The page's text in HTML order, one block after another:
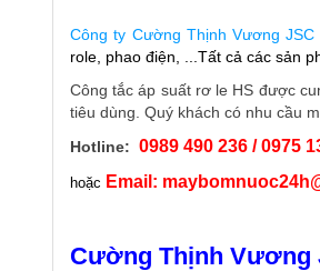
Công ty Cường Thịnh Vương JSC
role, phao điện, ...Tất cả các sản
Công tắc áp suất rơ le HS được
tiêu dùng. Quý khách có nhu cầu
Hotline: 0989 490 236 / 0975
hoặc Email:
Cường Thịnh Vương